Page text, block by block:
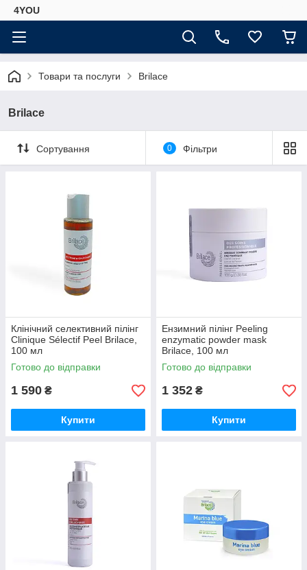
4YOU
Товари та послуги Brilace
Brilace
Сортування 0 Фільтри
Клінічний селективний пілінг
Clinique Sélectif Peel Brilace,
100 мл
Готово до відправки
1 590 ₴
Купити
Ензимний пілінг Peeling
enzymatic powder mask
Brilace, 100 мл
Готово до відправки
1 352 ₴
Купити